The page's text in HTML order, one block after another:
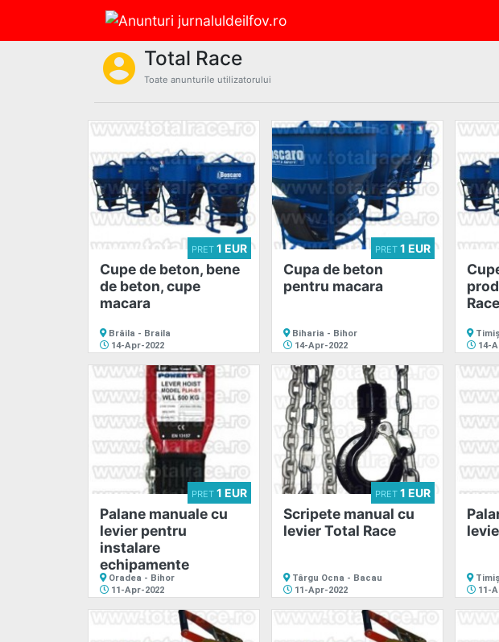
account_circle
anunturi
account_circle Total Race
Toate anunturile utilizatorului
Cupe de beton, bene
de beton, cupe
macara
PRET 1 EUR
Brăila - Braila
14-Apr-2022
Cupa de beton
pentru macara
PRET 1 EUR
Biharia - Bihor
14-Apr-2022
Race
14-
Palane manuale cu
levier pentru
instalare
echipamente
PRET 1 EUR
Oradea - Bihor
11-Apr-2022
Scripete manual cu
levier Total Race
PRET 1 EUR
Târgu Ocna - Bacau
11-Apr-2022
11-